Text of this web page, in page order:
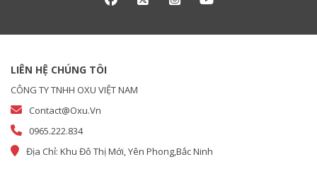
LIÊN HỆ CHÚNG TÔI
CÔNG TY TNHH OXU VIỆT NAM
Contact@oxu.vn
0965.222.834
Địa Chỉ: Khu Đô Thị Mới, Yên Phong,Bắc Ninh